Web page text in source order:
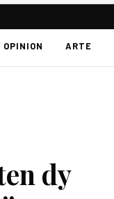
OPINION ARTE
dy